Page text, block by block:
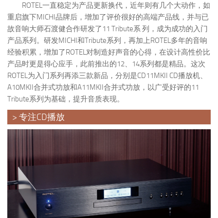
ROTEL一直稳定为产品更新换代，近年则有几个大动作，如
重启旗下MICHI品牌后，增加了评价很好的高端产品线，并与已
故音响大师石渡健合作研发了11 Tribute系 列，成为成功的入门
产品系列。研发MICHI和Tribute系列，再加上ROTEL多年的音响
经验积累，增加了ROTEL对制造好声音的心得，在设计高性价比
产品时更是得心应手，此前推出的12、14系列都是精品。这次
ROTEL为入门系列再添三款新品，分别是CD11MKII CD播放机、
A10MKII合并式功放和A11MKII合并式功放，以广受好评的11
Tribute系列为基础，提升音质表现。
> 专注CD播放